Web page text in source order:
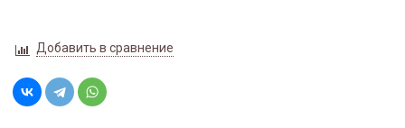
Добавить в сравнение